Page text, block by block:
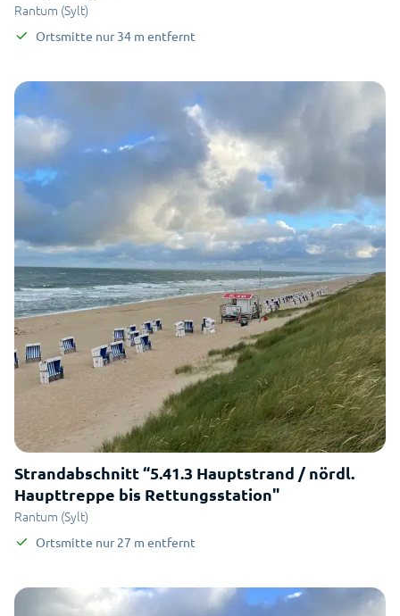
Rantum (Sylt)
Ortsmitte nur 34 m entfernt
Strandabschnitt “5.41.3 Hauptstrand / nördl.
Haupttreppe bis Rettungsstation"
Rantum (Sylt)
Ortsmitte nur 27 m entfernt